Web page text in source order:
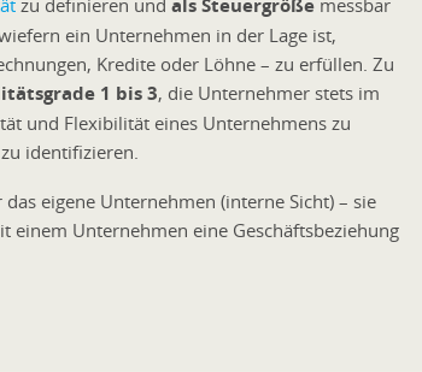
zu definieren und als Steuergröße messbar
ein Unternehmen in der Lage ist,
Kredite oder Löhne – zu erfüllen. Zu
1 bis 3, die Unternehmer stets im
und Flexibilität eines Unternehmens zu
identifizieren.
eigene Unternehmen (interne Sicht) – sie
einem Unternehmen eine Geschäftsbeziehung